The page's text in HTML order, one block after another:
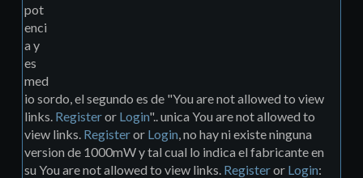
pot
enci
a y
es
med
io sordo, el segundo es de "You are not allowed to view
links. Registeror Login".. unica You are not allowed to
view links. Registeror Login , no hay ni existe ninguna
version de 1000mW y tal cual lo indica el fabricante en
su You are not allowed to view links. Registeror Login: